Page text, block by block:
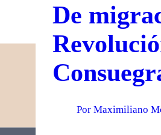
De
Por Maximiliano